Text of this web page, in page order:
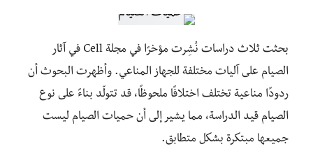
بحثت ثلاث دراسات نُشِرت مؤخرًا في مجلة Cell في آثار
الصيام على آليات مختلفة للجهاز المناعي. وأظهرت البحوث أن
ردودًا مناعية تختلف اختلافًا ملحوظًا، قد تتولّد بناءً على نوع
الصيام قيد الدراسة، مما يشير إلى أن حميات الصيام ليست
جميعها مبتكرة بشكل متطابق.